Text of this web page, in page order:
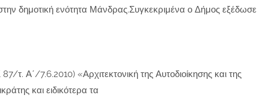
δημοτική ενότητα Μάνδρας.Συγκεκριμένα ο Δήμος εξέδωσε
Α΄/7.6.2010) «Αρχιτεκτονική της Αυτοδιοίκησης και της
και ειδικότερα τα